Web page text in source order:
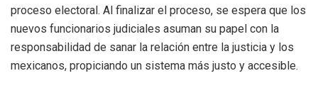
proceso electoral. Al finalizar el proceso, se espera que los
nuevos funcionarios judiciales asuman su papel con la
responsabilidad de sanar la relación entre la justicia y los
mexicanos, propiciando un sistema más justo y accesible.